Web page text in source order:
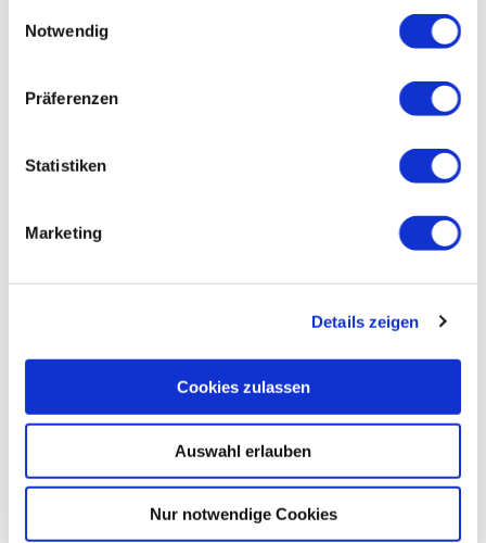
Notwendig
Präferenzen
Statistiken
Marketing
Details zeigen
Cookies zulassen
Auswahl erlauben
Nur notwendige Cookies
Wanderweg (13%)
Pfad (22%)